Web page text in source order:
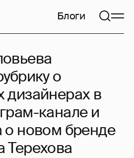
Блоги
о
дизайнерах в
канале и
о новом бренде
Терехова